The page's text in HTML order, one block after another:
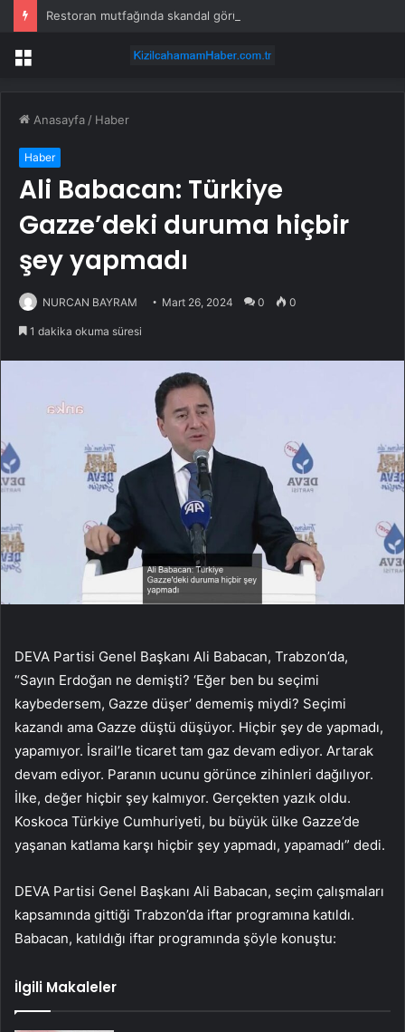
Menü
Anasayfa / Haber
Haber
Ali Babacan: Türkiye
Gazze’deki duruma hiçbir
şey yapmadı
NURCAN BAYRAM Mart 26, 2024 0 0
1 dakika okuma süresi
DEVA Partisi Genel Başkanı Ali Babacan, Trabzon’da,
“Sayın Erdoğan ne demişti? ‘Eğer ben bu seçimi
kaybedersem, Gazze düşer’ dememiş miydi? Seçimi
kazandı ama Gazze düştü düşüyor. Hiçbir şey de yapmadı,
yapamıyor. İsrail’le ticaret tam gaz devam ediyor. Artarak
devam ediyor. Paranın ucunu görünce zihinleri dağılıyor.
İlke, değer hiçbir şey kalmıyor. Gerçekten yazık oldu.
Koskoca Türkiye Cumhuriyeti, bu büyük ülke Gazze’de
yaşanan katlama karşı hiçbir şey yapmadı, yapamadı” dedi.
DEVA Partisi Genel Başkanı Ali Babacan, seçim çalışmaları
kapsamında gittiği Trabzon’da iftar programına katıldı.
Babacan, katıldığı iftar programında şöyle konuştu:
İlgili Makaleler